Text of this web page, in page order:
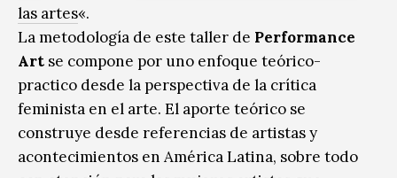
las artes«.
La metodología de este taller de Performance
Art se compone por uno enfoque teórico-
practico desde la perspectiva de la crítica
feminista en el arte. El aporte teórico se
construye desde referencias de artistas y
acontecimientos en América Latina, sobre todo